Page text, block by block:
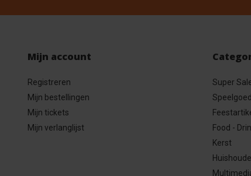
Mijn account
Registreren
Mijn bestellingen
Mijn tickets
Mijn verlanglijst
Super
Speelgoed
Food -
Kerst